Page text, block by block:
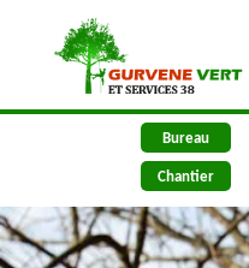
Bureau
Chantier